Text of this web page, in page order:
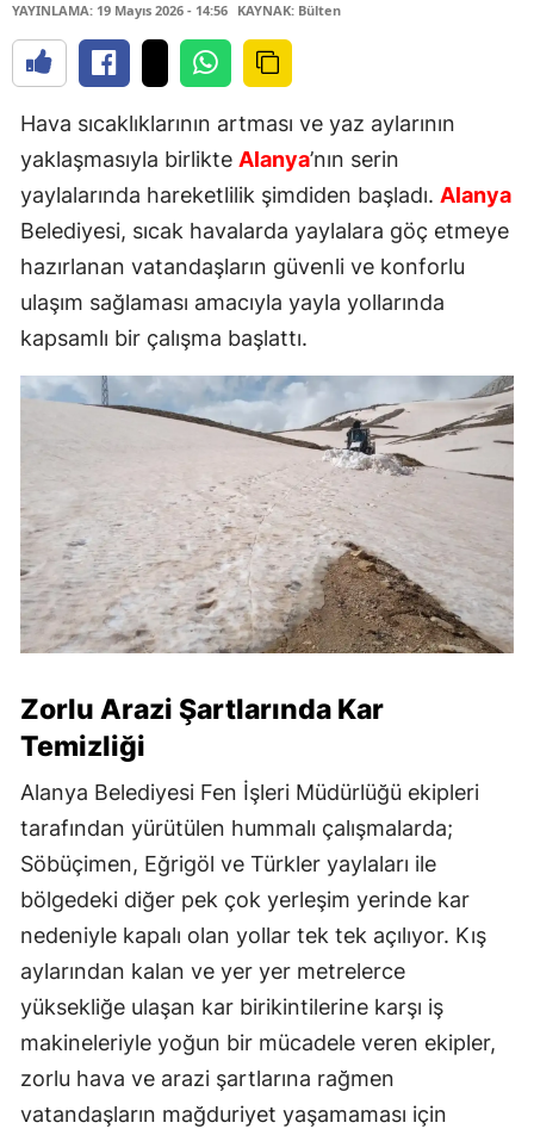
YAYINLAMA: 19 Mayıs 2026 - 14:56 KAYNAK: Bülten
Hava sıcaklıklarının artması ve yaz aylarının
yaklaşmasıyla birlikte Alanya’nın serin
yaylalarında hareketlilik şimdiden başladı. Alanya
Belediyesi, sıcak havalarda yaylalara göç etmeye
hazırlanan vatandaşların güvenli ve konforlu
ulaşım sağlaması amacıyla yayla yollarında
kapsamlı bir çalışma başlattı.
Zorlu Arazi Şartlarında Kar
Temizliği
Alanya Belediyesi Fen İşleri Müdürlüğü ekipleri
tarafından yürütülen hummalı çalışmalarda;
Söbüçimen, Eğrigöl ve Türkler yaylaları ile
bölgedeki diğer pek çok yerleşim yerinde kar
nedeniyle kapalı olan yollar tek tek açılıyor. Kış
aylarından kalan ve yer yer metrelerce
yüksekliğe ulaşan kar birikintilerine karşı iş
makineleriyle yoğun bir mücadele veren ekipler,
zorlu hava ve arazi şartlarına rağmen
vatandaşların mağduriyet yaşamaması için